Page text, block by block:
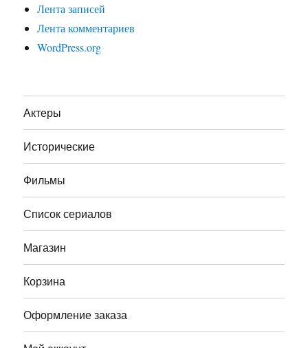
Лента записей
Лента комментариев
WordPress.org
Актеры
Исторические
Фильмы
Список сериалов
Магазин
Корзина
Оформление заказа